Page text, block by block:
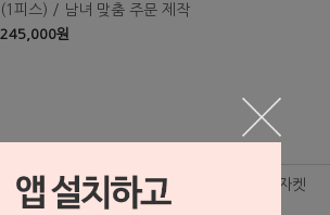
(1피스) / 남녀 맞춤 주문 제작
245,000원
(BZ240935) 코듀로이 싱글 자켓 / 8골 골덴자켓
(1피스) / 남녀 맞춤 주문 제작